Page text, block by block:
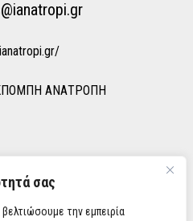
σας
την εμπειρία
ianatropi.gr/
ΑΝΑΤΡΟΠΗ